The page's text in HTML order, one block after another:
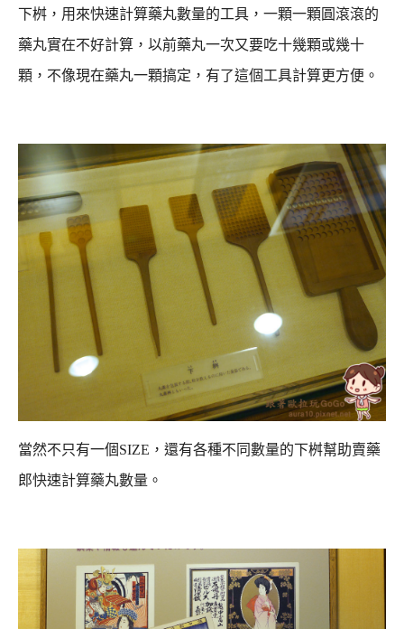
下桝，用來快速計算藥丸數量的工具，一顆一顆圓滾滾的
藥丸實在不好計算， 以前藥丸一次又要吃十幾顆或幾十
顆，不像現在藥丸一顆搞定，有了這個工具計算更方便。
當然不只有一個SIZE，還有各種不同數量的下桝幫助賣藥
郎快速計算藥丸數量。